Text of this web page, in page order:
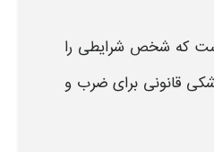
است که شخص شرایطی را
قانونی برای ضرب و